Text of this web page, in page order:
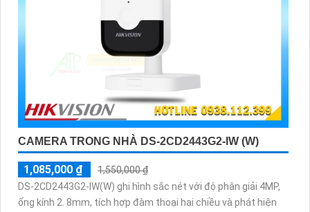
CAMERA TRONG NHÀ DS-2CD2443G2-IW (W)
1,085,000 ₫
1,550,000 ₫
DS-2CD2443G2-IW(W) ghi hình sắc nét với độ phân giải 4MP,
ống kính 2. 8mm, tích hợp đàm thoại hai chiều và phát hiện